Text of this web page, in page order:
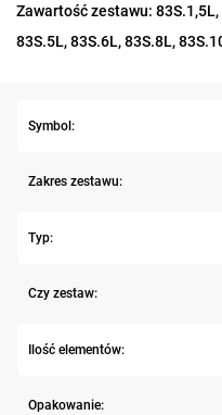
Zawartość zestawu: 83S.1,5L,
83S.5L, 83S.6L, 83S.8L,
Symbol:
Zakres zestawu:
Typ:
Czy zestaw:
Ilość elementów:
Opakowanie: